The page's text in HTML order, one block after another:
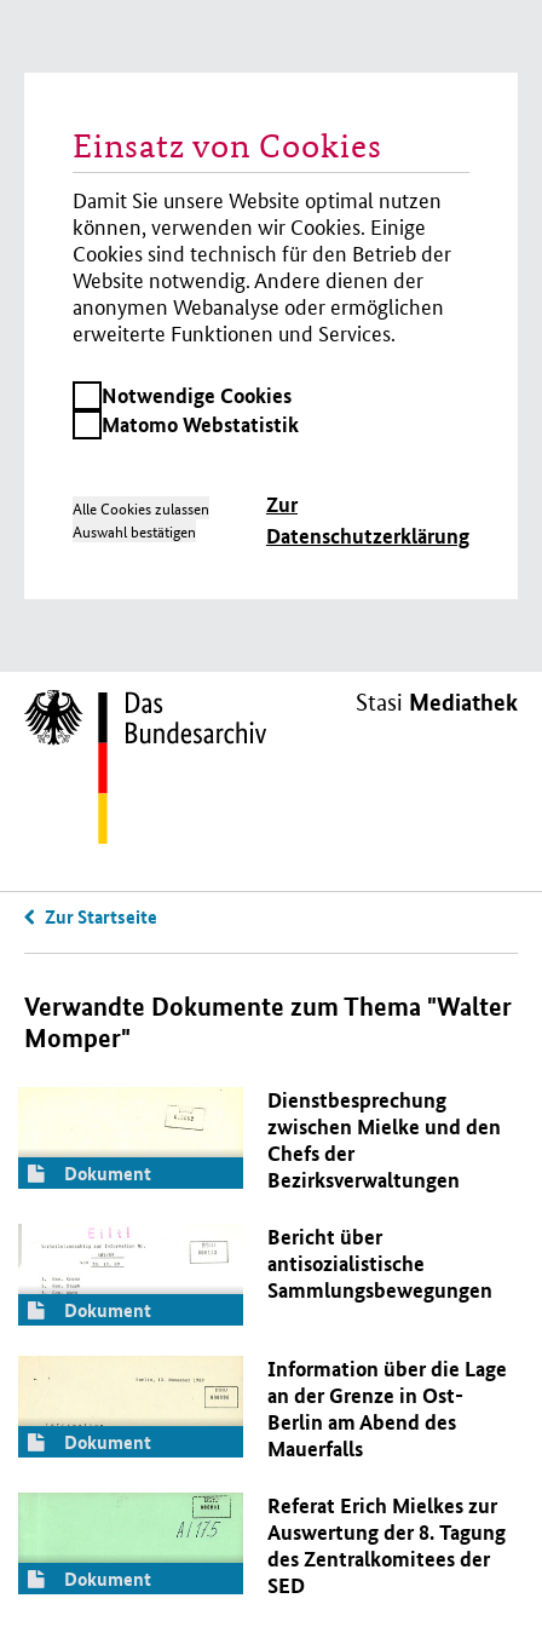
Einsatz von Cookies
Damit Sie unsere Website optimal nutzen
können, verwenden wir Cookies. Einige
Cookies sind technisch für den Betrieb der
Website notwendig. Andere dienen der
anonymen Webanalyse oder ermöglichen
erweiterte Funktionen und Services.
Notwendige
Cookies
Notwendige Cookies
Matomo
Matomo Webstatistik
Alle Cookies zulassen
Auswahl bestätigen
Zur
Datenschutzerklärung
Stasi Mediathek
Zur Startseite
Verwandte Dokumente zum Thema "Walter
Momper"
Dokument
Dienstbesprechung
zwischen Mielke und den
Chefs der
Bezirksverwaltungen
Dokument
Bericht über
antisozialistische
Sammlungsbewegungen
Dokument
Information über die Lage
an der Grenze in Ost-
Berlin am Abend des
Mauerfalls
Dokument
Referat Erich Mielkes zur
Auswertung der 8. Tagung
des Zentralkomitees der
SED